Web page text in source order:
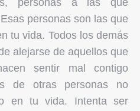
personas a las que
personas son las que
tu vida. Todos los demás
alejarse de aquellos que
sentir mal contigo
de otras personas no
en tu vida. Intenta ser